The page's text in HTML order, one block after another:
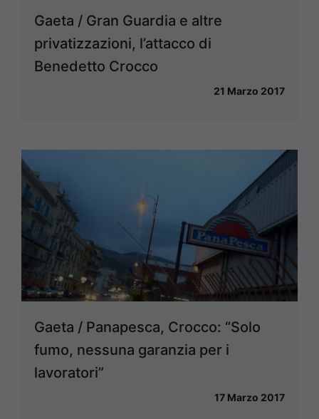
Gaeta / Gran Guardia e altre
privatizzazioni, l’attacco di
Benedetto Crocco
21 Marzo 2017
Gaeta / Panapesca, Crocco: “Solo
fumo, nessuna garanzia per i
lavoratori”
17 Marzo 2017